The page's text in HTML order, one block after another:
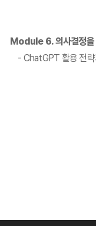
Module 6. 의사결정을
- ChatGPT 활용 전략